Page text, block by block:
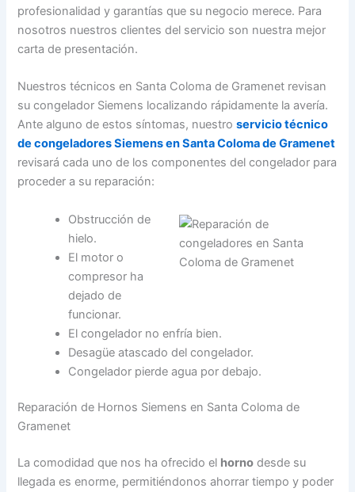
profesionalidad y garantías que su negocio merece. Para
nosotros nuestros clientes del servicio son nuestra mejor
carta de presentación.
Nuestros técnicos en Santa Coloma de Gramenet revisan
su congelador Siemens localizando rápidamente la avería.
Ante alguno de estos síntomas, nuestroservicio técnico
de congeladores Siemens en Santa Coloma de Gramenet
revisará cada uno de los componentes del congelador para
proceder a su reparación:
Obstrucción de
hielo.
El motor o
compresor ha
dejado de
funcionar.
El congelador no enfría bien.
Desagüe atascado del congelador.
Congelador pierde agua por debajo.
Reparación de Hornos Siemens en Santa Coloma de
Gramenet
La comodidad que nos ha ofrecido el horno desde su
llegada es enorme, permitiéndonos ahorrar tiempo y poder